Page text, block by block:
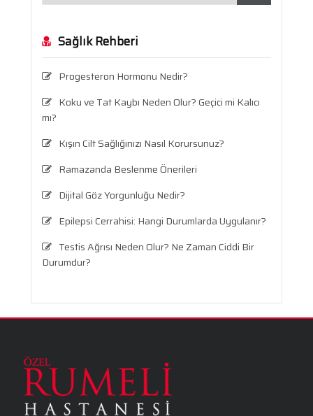
Sağlık Rehberi
Progesteron Hormonu Nedir?
Koku ve Tat Kaybı Neden Olur? Geçici mi Kalıcı
mı?
Kışın Cilt Sağlığınızı Nasıl Korursunuz?
Ramazanda Beslenme Önerileri
Dijital Göz Yorgunluğu Nedir?
Epilepsi Cerrahisi: Hangi Durumlarda Uygulanır?
Testis Ağrısı Neden Olur? Ne Zaman Ciddi Bir
Durumdur?
Aronya Faydaları Nelerdir?
Kalp Ritim Bozukluğu
Anksiyete Bozukluğu: Belirtiler, Nedenler, Tanı
ve Etkili Tedavi Seçenekleri